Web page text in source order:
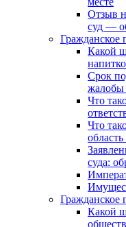
Отзыв
суд —
Гражданское
Какой
Срок
жалобы
Что
Что
суда:
Гражданское
Какой